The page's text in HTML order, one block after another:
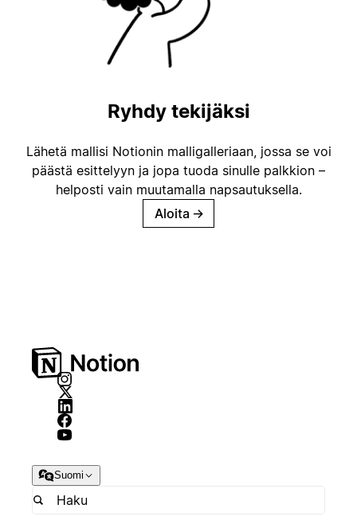
Ryhdy tekijäksi
Lähetä mallisi Notionin malligalleriaan, jossa se voi
päästä esittelyyn ja jopa tuoda sinulle palkkion –
helposti vain muutamalla napsautuksella.
Aloita →
Suomi